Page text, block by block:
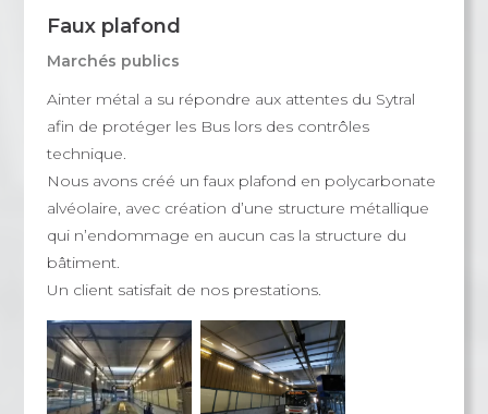
Faux plafond
Marchés publics
Ainter métal a su répondre aux attentes du Sytral
afin de protéger les Bus lors des contrôles
technique.
Nous avons créé un faux plafond en polycarbonate
alvéolaire, avec création d’une structure métallique
qui n’endommage en aucun cas la structure du
bâtiment.
Un client satisfait de nos prestations.